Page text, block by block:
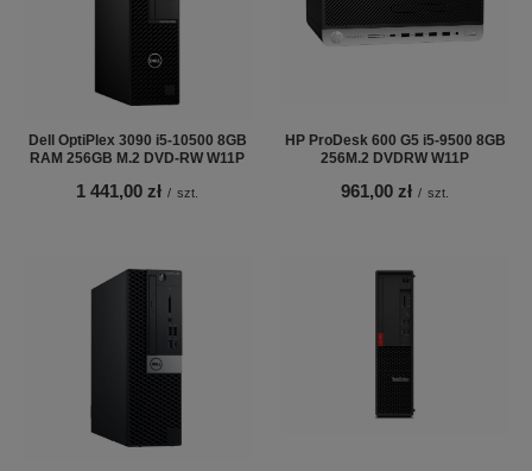
Dell OptiPlex 3090 i5-10500 8GB
RAM 256GB M.2 DVD-RW W11P
1 441,00 zł / szt.
HP ProDesk 600 G5 i5-9500 8GB
256M.2 DVDRW W11P
961,00 zł / szt.